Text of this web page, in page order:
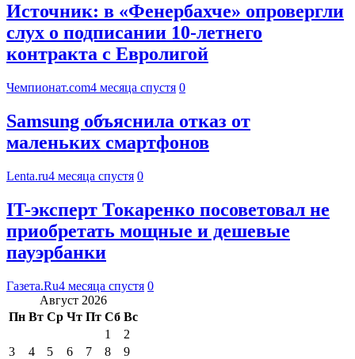
Источник: в «Фенербахче» опровергли
слух о подписании 10-летнего
контракта с Евролигой
Чемпионат.com4 месяца спустя 0
Samsung объяснила отказ от
маленьких смартфонов
Lenta.ru4 месяца спустя 0
IT-эксперт Токаренко посоветовал не
приобретать мощные и дешевые
пауэрбанки
Газета.Ru4 месяца спустя 0
Август 2026
Пн Вт Ср Чт Пт Сб Вс
1
2
3
4 5 6 7 8
9